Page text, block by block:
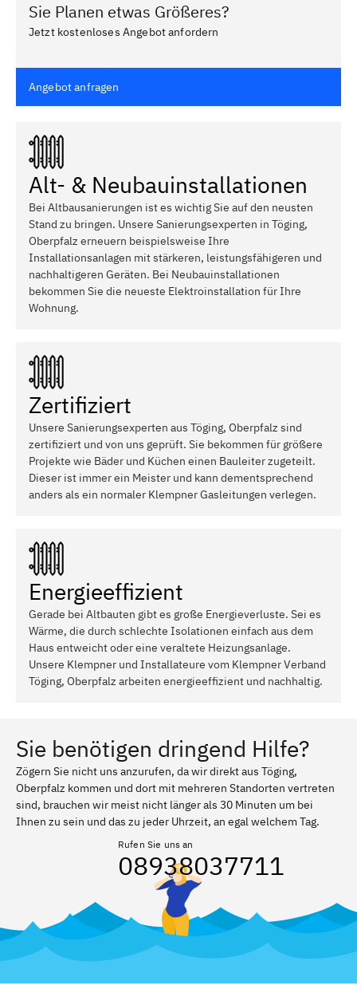
Sie Planen etwas Größeres?
Jetzt kostenloses Angebot anfordern
Angebot anfragen
Alt- & Neubauinstallationen
Bei Altbausanierungen ist es wichtig Sie auf den neusten
Stand zu bringen. Unsere Sanierungsexperten in Töging,
Oberpfalz erneuern beispielsweise Ihre
Installationsanlagen mit stärkeren, leistungsfähigeren und
nachhaltigeren Geräten. Bei Neubauinstallationen
bekommen Sie die neueste Elektroinstallation für Ihre
Wohnung.
Zertifiziert
Unsere Sanierungsexperten aus Töging, Oberpfalz sind
zertifiziert und von uns geprüft. Sie bekommen für größere
Projekte wie Bäder und Küchen einen Bauleiter zugeteilt.
Dieser ist immer ein Meister und kann dementsprechend
anders als ein normaler Klempner Gasleitungen verlegen.
Energieeffizient
Gerade bei Altbauten gibt es große Energieverluste. Sei es
Wärme, die durch schlechte Isolationen einfach aus dem
Haus entweicht oder eine veraltete Heizungsanlage.
Unsere Klempner und Installateure vom Klempner Verband
Töging, Oberpfalz arbeiten energieeffizient und nachhaltig.
Sie benötigen dringend Hilfe?
Zögern Sie nicht uns anzurufen, da wir direkt aus Töging,
Oberpfalz kommen und dort mit mehreren Standorten vertreten
sind, brauchen wir meist nicht länger als 30 Minuten um bei
Ihnen zu sein und das zu jeder Uhrzeit, an egal welchem Tag.
Rufen Sie uns an
08938037711